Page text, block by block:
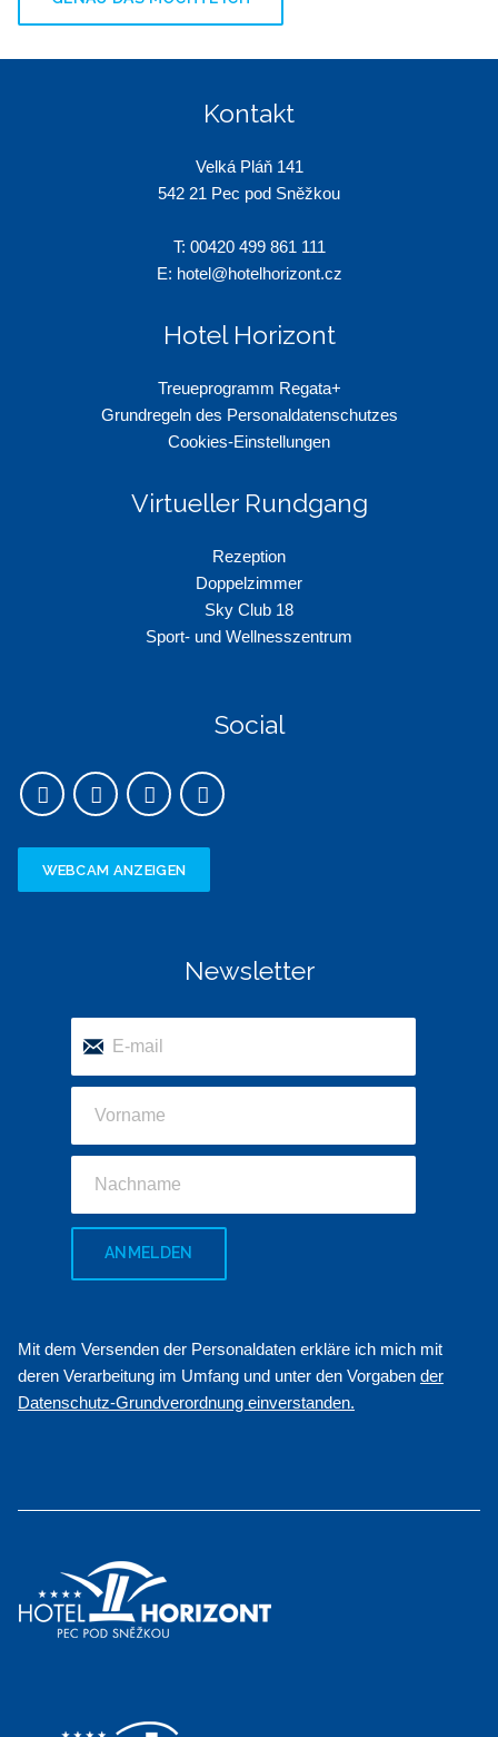
Kontakt
Velká Pláň 141
542 21 Pec pod Sněžkou
T: 00420 499 861 111
E: hotel@hotelhorizont.cz
Hotel Horizont
Treueprogramm Regata+
Grundregeln des Personaldatenschutzes
Cookies-Einstellungen
Virtueller Rundgang
Rezeption
Doppelzimmer
Sky Club 18
Sport- und Wellnesszentrum
Social
WEBCAM ANZEIGEN
Newsletter
ANMELDEN
Mit dem Versenden der Personaldaten erkläre ich mich mit
deren Verarbeitung im Umfang und unter den Vorgaben der
Datenschutz-Grundverordnung einverstanden.